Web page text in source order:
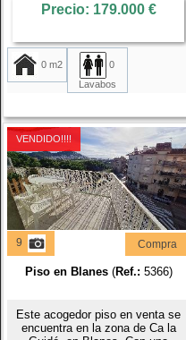
Precio: 179.000 €
0 m2
0
Lavabos
VENDIDO!!!!
9 Compra
Piso en Blanes(Ref.: 5366)
Este acogedor piso en venta se
encuentra en la zona de Ca la